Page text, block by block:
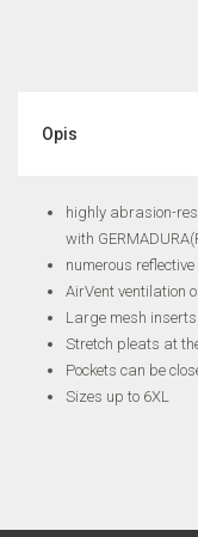
Opis
highly abrasion-
with
numerous reflective
AirVent ventilation
Large mesh
Stretch pleats at
Pockets can be
Sizes up to 6XL